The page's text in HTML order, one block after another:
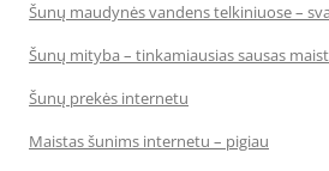
Šunų maudynės vandens telkiniuose –
Šunų mityba – tinkamiausias sausas
Šunų prekės internetu
Maistas šunims internetu – pigiau